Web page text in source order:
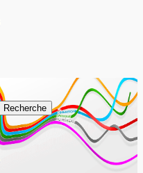
Recherche